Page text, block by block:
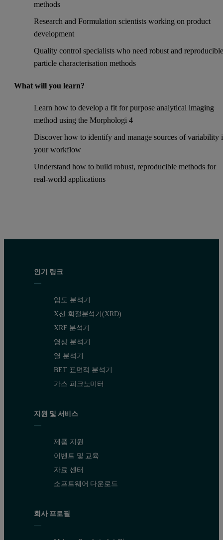
methods
Research and Formulation scientists working on product
development
Quality control specialists who need robust and
particle characterisation methods
What will you learn?
Learn how to develop a fit for purpose analytical imaging
method using the Morphologi 4
Discover how to identify and manage sources of variability
your workflow
Understand how to build robust, reproducible methods for
real-world applications
인기 링크
입도 분석기
X선 회절분석기(XRD)
XRF 분석기
영상 분석기
열 분석기
BET 표면적 분석기
가스 피크노미터
지원 및 서비스
제품 지원
이벤트 및 교육
자료 센터
소프트웨어 다운로드
회사 프로필